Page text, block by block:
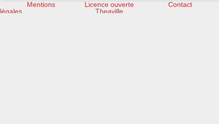
Mentions
légales
Licence ouverte
Theaville
Contact